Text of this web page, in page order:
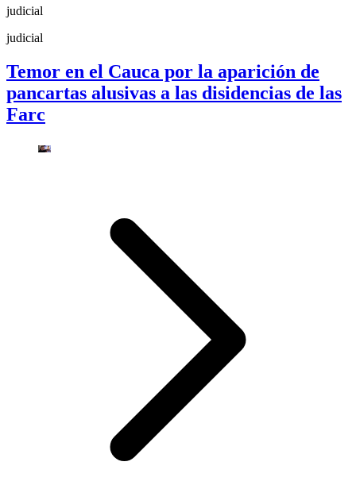
judicial
judicial
Temor en el Cauca por la aparición de
pancartas alusivas a las disidencias de las
Farc